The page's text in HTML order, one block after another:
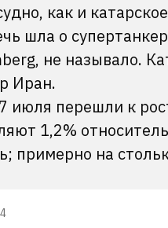
как и
шла о
не называло.
Иран.
июля перешли к
1,2%
примерно на